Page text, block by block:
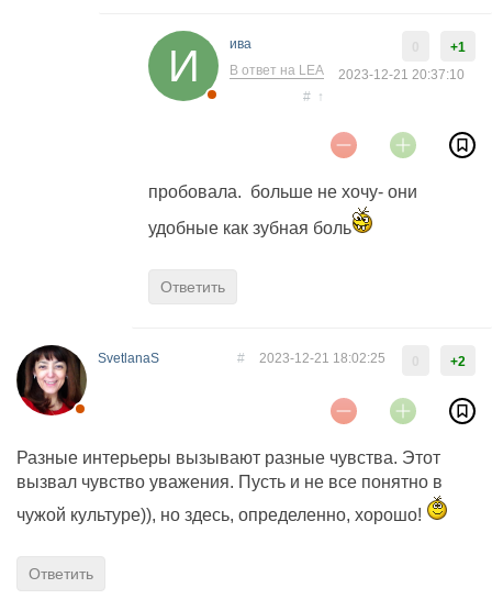
ива
В ответ на LEA
+1
2023-12-21 20:37:10
# ↑
пробовала. больше не хочу- они
удобные как зубная боль
Ответить
SvetlanaS +2
2023-12-21 18:02:25
#
Разные интерьеры вызывают разные чувства. Этот
вызвал чувство уважения. Пусть и не все понятно в
чужой культуре)), но здесь, определенно, хорошо!
Ответить